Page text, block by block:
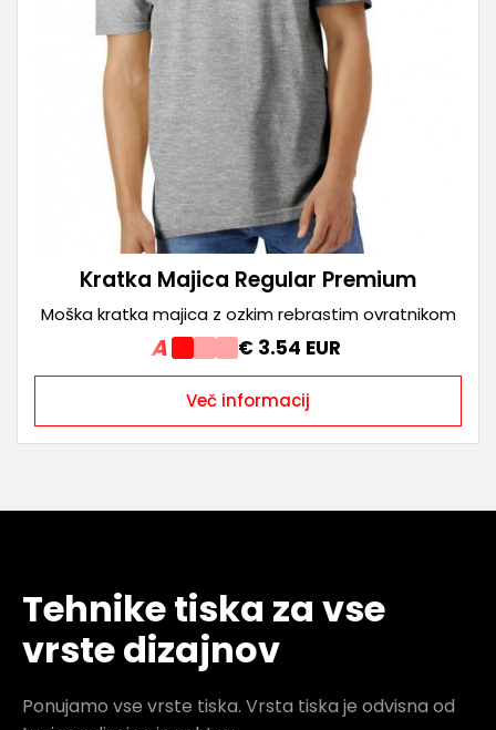
Kratka Majica Regular Premium
Moška kratka majica z ozkim rebrastim ovratnikom
A € 3.54 EUR
Več informacij
Tehnike tiska za vse
vrste dizajnov
Ponujamo vse vrste tiska. Vrsta tiska je odvisna od